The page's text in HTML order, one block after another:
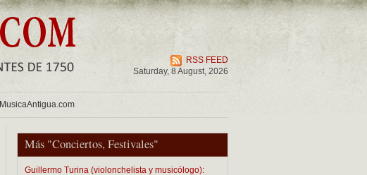
RSS FEED
Saturday, 8 August, 2026
MusicaAntigua.com
Más "Conciertos, Festivales"
Guillermo Turina (violonchelista y musicólogo):